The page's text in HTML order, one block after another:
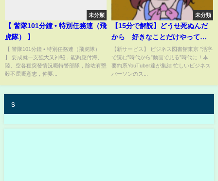
未分類
【 警隊101分鐘 • 特別任務連（飛
虎隊） 】
【 警隊101分鐘 • 特別任務連（飛虎隊）
】 要成就一支強大又神秘，能夠應付海、
陸、空各種突發情況嘅特警部隊，除咗有堅
毅不屈嘅意志，仲要...
未分類
【15分で解説】どうせ死ぬんだ
から 好きなことだけやって寿
命を使いきる
【新サービス】 ビジネス図書館東京 ”活字
で読む”時代から”動画で見る”時代に！本
要約系YouTuber達が集結 忙しいビジネス
パーソンのス...
s